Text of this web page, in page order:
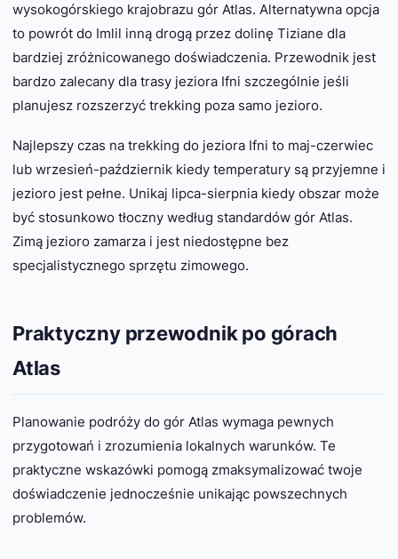
wysokogórskiego krajobrazu gór Atlas. Alternatywna opcja
to powrót do Imlil inną drogą przez dolinę Tiziane dla
bardziej zróżnicowanego doświadczenia. Przewodnik jest
bardzo zalecany dla trasy jeziora Ifni szczególnie jeśli
planujesz rozszerzyć trekking poza samo jezioro.
Najlepszy czas na trekking do jeziora Ifni to maj-czerwiec
lub wrzesień-październik kiedy temperatury są przyjemne i
jezioro jest pełne. Unikaj lipca-sierpnia kiedy obszar może
być stosunkowo tłoczny według standardów gór Atlas.
Zimą jezioro zamarza i jest niedostępne bez
specjalistycznego sprzętu zimowego.
Praktyczny przewodnik po górach
Atlas
Planowanie podróży do gór Atlas wymaga pewnych
przygotowań i zrozumienia lokalnych warunków. Te
praktyczne wskazówki pomogą zmaksymalizować twoje
doświadczenie jednocześnie unikając powszechnych
problemów.